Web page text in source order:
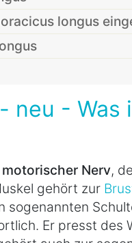
longus
neu - Was
motorischer Nerv,
gehört zur
sogenannten
Er presst des